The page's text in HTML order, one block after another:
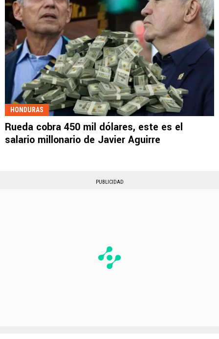
HONDURAS
Rueda cobra 450 mil dólares, este es el
salario millonario de Javier Aguirre
PUBLICIDAD